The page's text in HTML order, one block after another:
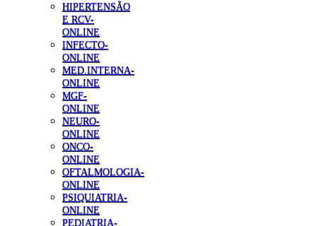
HIPERTENSÃO
E RCV-
ONLINE
INFECTO-
ONLINE
MED.INTERNA-
ONLINE
MGF-
ONLINE
NEURO-
ONLINE
ONCO-
ONLINE
OFTALMOLOGIA-
ONLINE
PSIQUIATRIA-
ONLINE
PEDIATRIA-